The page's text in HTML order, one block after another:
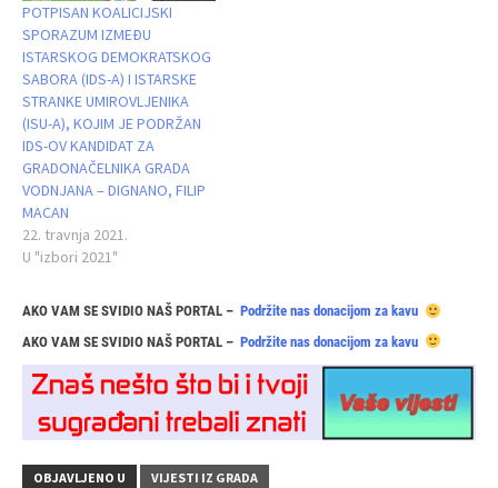
POTPISAN KOALICIJSKI
SPORAZUM IZMEĐU
ISTARSKOG DEMOKRATSKOG
SABORA (IDS-A) I ISTARSKE
STRANKE UMIROVLJENIKA
(ISU-A), KOJIM JE PODRŽAN
IDS-OV KANDIDAT ZA
GRADONAČELNIKA GRADA
VODNJANA – DIGNANO, FILIP
MACAN
22. travnja 2021.
U "izbori 2021"
AKO VAM SE SVIDIO NAŠ PORTAL – Podržite nas donacijom za kavu
AKO VAM SE SVIDIO NAŠ PORTAL – Podržite nas donacijom za kavu
OBJAVLJENO U
VIJESTI IZ GRADA